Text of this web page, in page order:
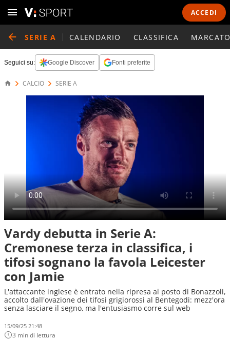
ACCEDI
SERIE A CALENDARIO CLASSIFICA
Seguici su: Google Discover Fonti preferite
CALCIO SERIE A
Vardy debutta in Serie A:
Cremonese terza in classifica, i
tifosi sognano la favola Leicester
con Jamie
L'attaccante inglese è entrato nella ripresa al posto di Bonazzoli,
accolto dall'ovazione dei tifosi grigiorossi al Bentegodi: mezz'ora
senza lasciare il segno, ma l'entusiasmo corre sul web
15/09/25 21:48
3 min di lettura